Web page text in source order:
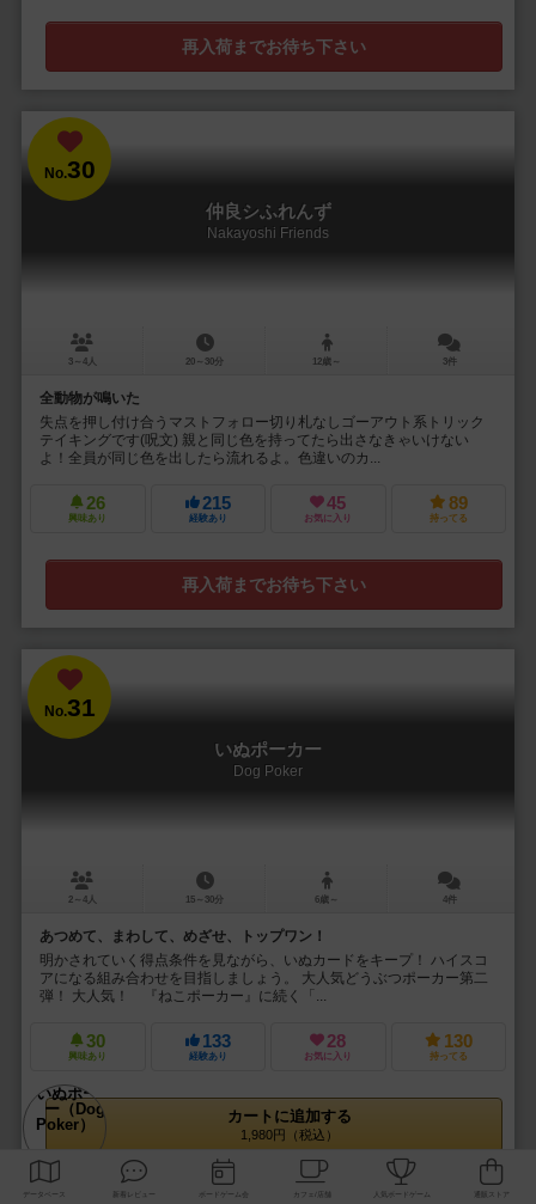
再入荷までお待ち下さい
No.30
仲良シふれんず
Nakayoshi Friends
3～4人 20～30分 12歳～ 3件
全動物が鳴いた
失点を押し付け合うマストフォロー切り札なしゴーアウト系トリック
テイキングです(呪文) 親と同じ色を持ってたら出さなきゃいけない
よ！全員が同じ色を出したら流れるよ。色違いのカ...
26
興味あり
215
経験あり
45
お気に入り
89
持ってる
再入荷までお待ち下さい
No.31
いぬポーカー
Dog Poker
2～4人 15～30分 6歳～ 4件
あつめて、まわして、めざせ、トップワン！
明かされていく得点条件を見ながら、いぬカードをキープ！ ハイスコ
アになる組み合わせを目指しましょう。 大人気どうぶつポーカー第二
弾！ 大人気！ 『ねこポーカー』に続く「...
30
興味あり
133
経験あり
28
お気に入り
130
持ってる
カートに追加する
1,980円（税込）